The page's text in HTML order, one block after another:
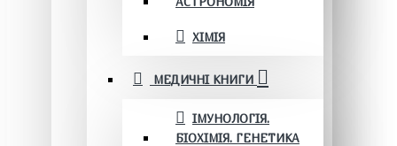
ХІМІЯ
МЕДИЧНІ КНИГИ
ІМУНОЛОГІЯ.
БІОХІМІЯ. ГЕНЕТИКА